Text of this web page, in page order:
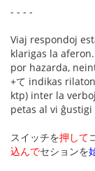
- - - -
Viaj respondoj
klarigas la
por hazarda,
+て indikas
ktp) inter la
petas al vi
スイッチを押して
込んでセションを